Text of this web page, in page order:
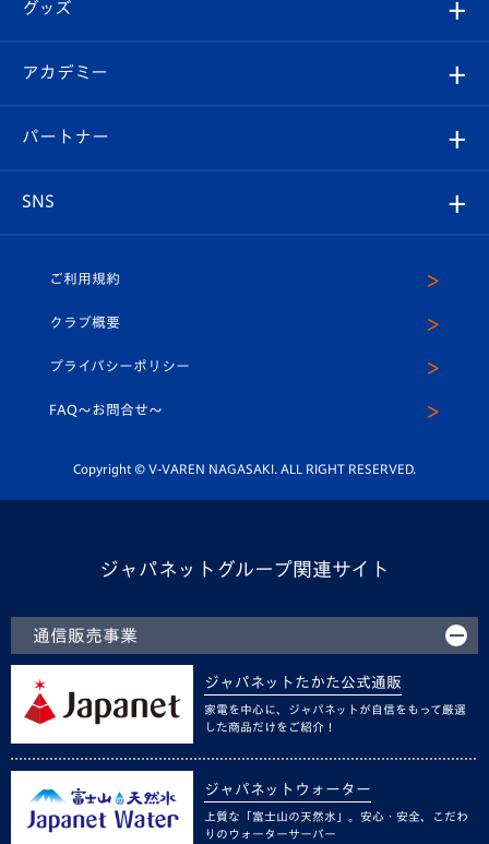
チケット
イベント
メディア
ホームタウン
スタッフプロフィール
マスコット紹介
平和祈念活動
ホームタウン活動
Revive Team
ヴィヴィくんの長崎おもてなしガイド
フォトギャラリー
スタジアムグルメ
V-LOVERS（ファンクラブ）
プレイヤーズスイート
グッズ
オンラインショップ
店舗情報
アカデミー
育成からのお知らせ
U-18
スクール
パートナー
SNS
ヴィヴィくんインスタグラム
公式LINE＠
ご利用規約
クラブ概要
プライバシーポリシー
FAQ〜お問合せ〜
Copyright © V-VAREN NAGASAKI. ALL RIGHT RESERVED.
ジャパネットグループ関連サイト
通信販売事業
ジャパネットたかた公式通販
家電を中心に、ジャパネットが自信をもって厳選
した商品だけをご紹介！
ジャパネットウォーター
上質な「富士山の天然水」。安心・安全、こだわ
りのウォーターサーバー